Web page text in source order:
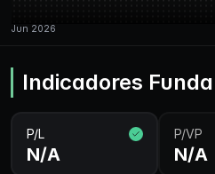
Indicadores
P/L
N/A
P/VP
N/A